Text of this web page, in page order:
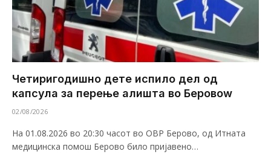
Четиригодишно дете испило дел од
капсула за перење алишта во Беровоw
02/08/2026
На 01.08.2026 во 20:30 часот во ОВР Берово, од Итната
медицинска помош Берово било пријавено…